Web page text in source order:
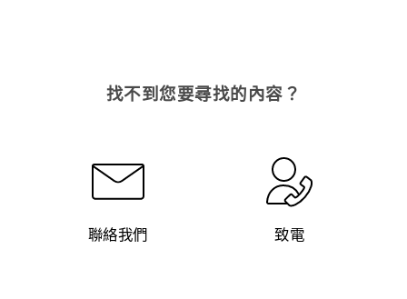
找不到您要尋找的內容？
聯絡我們 致電